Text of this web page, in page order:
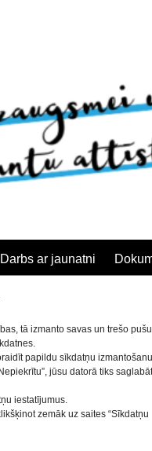
tā izmanto savas un trešo pušu
papildu sīkdatņu izmantošanu,
jūsu datorā tiks
iestatījumus.
zemāk uz saites “Sīkdatņu
Darbs ar jaunatni